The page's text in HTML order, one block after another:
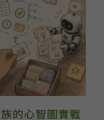
的心智圖實戰